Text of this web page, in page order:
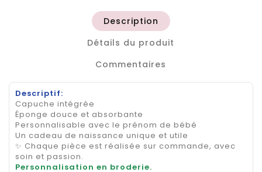
Description
Détails du produit
Commentaires
Descriptif:
Capuche intégrée
Éponge douce et absorbante
Personnalisable avec le prénom de bébé
Un cadeau de naissance unique et utile
✨ Chaque pièce est réalisée sur commande, avec
soin et passion.
Personnalisation en broderie.